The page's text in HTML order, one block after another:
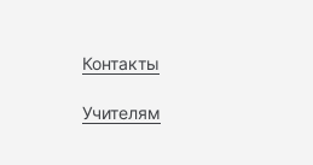
Контакты
Учителям